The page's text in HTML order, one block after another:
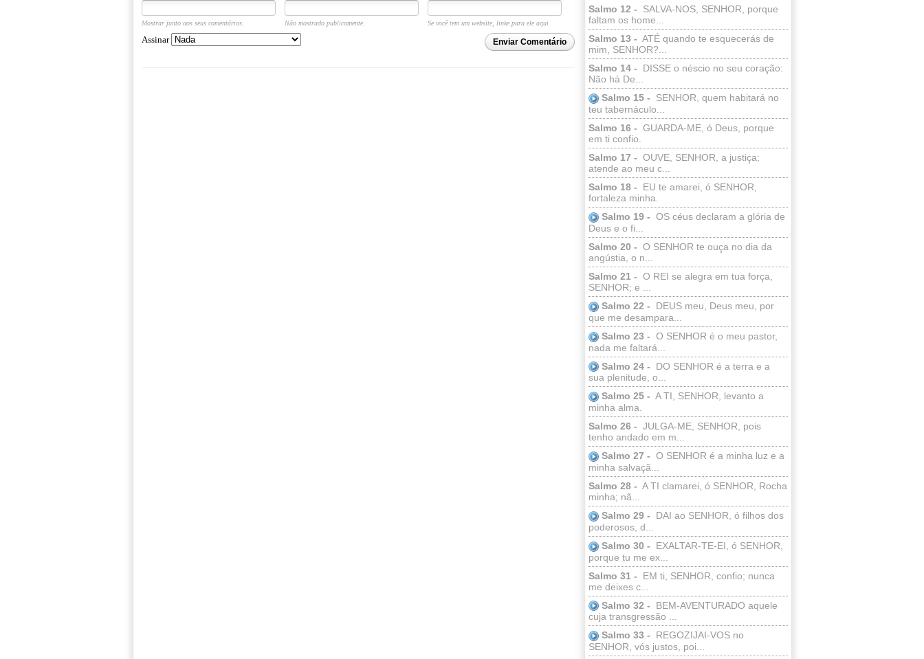
Salmo 12 -
SALVA-NOS, SENHOR, porque
faltam os home...
Salmo 13 - ATÉ quando te esquecerás de
mim, SENHOR?...
Salmo 14 -
DISSE o néscio no seu coração:
Não há De...
Salmo 15 -
SENHOR, quem habitará no
teu tabernáculo...
Salmo 16 - GUARDA-ME, ó Deus, porque
em ti confio.
Salmo 17 - OUVE, SENHOR, a justiça;
atende ao meu c...
Salmo 18 -
EU te amarei, ó SENHOR,
fortaleza minha.
Salmo 19 - OS céus declaram a glória de
Deus e o fi...
Salmo 20 - O SENHOR te ouça no dia da
angústia, o n...
Salmo 21 - O REI se alegra em tua força,
SENHOR; e ...
Salmo 22 -
DEUS meu, Deus meu, por
que me desampara...
Salmo 23 - O SENHOR é o meu pastor,
nada me faltará...
Salmo 24 -
DO SENHOR é a terra e a
sua plenitude, o...
Salmo 25 - A TI, SENHOR, levanto a
minha alma.
Salmo 26 - JULGA-ME, SENHOR, pois
tenho andado em m...
Salmo 27 - O SENHOR é a minha luz e a
minha salvaçã...
Salmo 28 - A TI clamarei, ó SENHOR, Rocha
minha; nã...
Salmo 29 -
DAI ao SENHOR, ó filhos dos
poderosos, d...
Salmo 30 -
EXALTAR-TE-EI, ó SENHOR,
porque tu me ex...
Salmo 31 -
EM ti, SENHOR, confio; nunca
me deixes c...
Salmo 32 -
BEM-AVENTURADO aquele
cuja transgressão ...
Salmo 33 -
REGOZIJAI-VOS no
SENHOR, vós justos, poi...
Mostrar junto aos seus comentários. Não mostrado publicamente. Se você tem um website, linke para ele aqui.
Enviar Comentário
Assinar